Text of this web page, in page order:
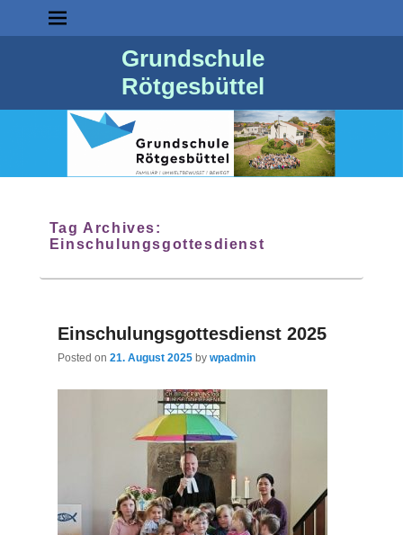
Grundschule
Rötgesbüttel
Tag Archives:
Einschulungsgottesdienst
Einschulungsgottesdienst 2025
Posted on 21. August 2025 by wpadmin